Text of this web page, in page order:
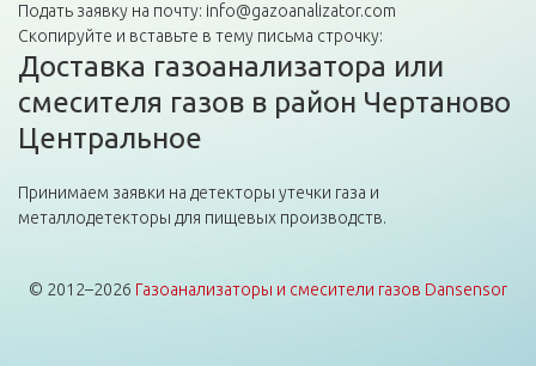
Подать заявку на почту: info@gazoanalizator.com
Скопируйте и вставьте в тему письма строчку:
Доставка газоанализатора или
смесителя газов в район Чертаново
Центральное
Принимаем заявки на детекторы утечки газа и
металлодетекторы для пищевых производств.
© 2012–2026 Газоанализаторы и смесители газов Dansensor